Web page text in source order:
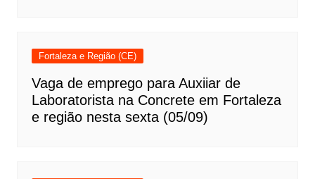
Fortaleza e Região (CE)
Vaga de emprego para Auxiiar de
Laboratorista na Concrete em Fortaleza
e região nesta sexta (05/09)